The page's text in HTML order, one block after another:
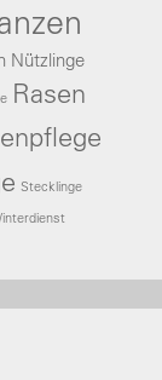
Nützlinge
Rasen
Stecklinge